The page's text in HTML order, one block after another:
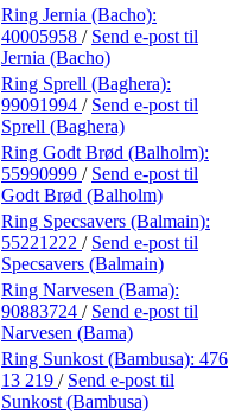
Ring Jernia (Bacho):
40005958 / Send e-post til
Jernia (Bacho)
Ring Sprell (Baghera):
99091994 / Send e-post til
Sprell (Baghera)
Ring Godt Brød (Balholm):
55990999 / Send e-post til
Godt Brød (Balholm)
Ring Specsavers (Balmain):
55221222 / Send e-post til
Specsavers (Balmain)
Ring Narvesen (Bama):
90883724 / Send e-post til
Narvesen (Bama)
Ring Sunkost (Bambusa): 476
13 219 / Send e-post til
Sunkost (Bambusa)